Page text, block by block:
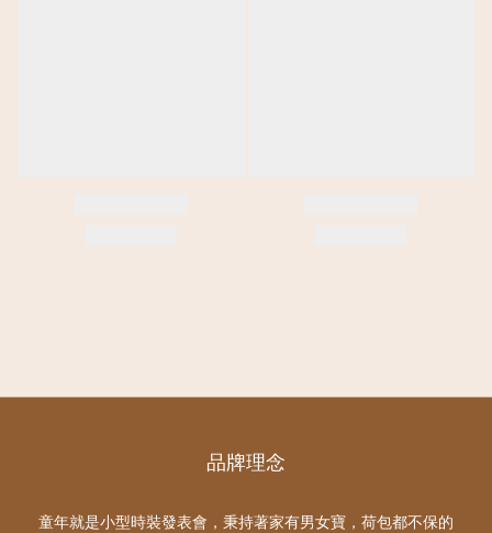
品牌理念
童年就是小型時裝發表會，秉持著家有男女寶，荷包都不保的